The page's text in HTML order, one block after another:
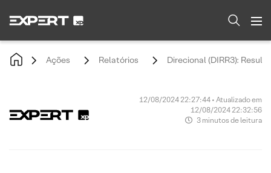
Ações Relatórios Direcional (DIRR3):
12/08/2024 22:27:44 • Atualizado em
12/08/2024 22:32:56
3 minutos de leitura